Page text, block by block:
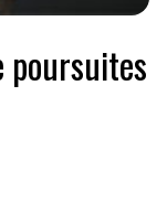
poursuites